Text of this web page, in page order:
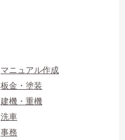
マニュアル作成
板金・塗装
建機・重機
洗車
事務